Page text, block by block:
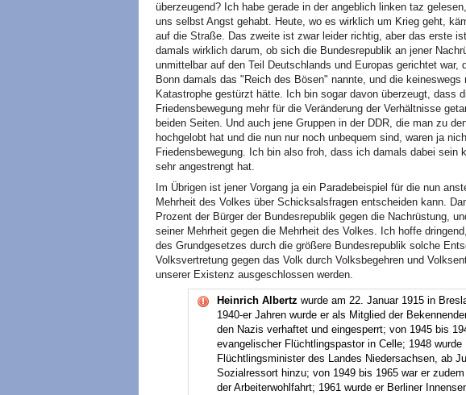
überzeugend? Ich habe gerade in der angeblich linken taz
uns selbst Angst gehabt. Heute, wo es wirklich um Krieg geht,
auf die Straße. Das zweite ist zwar leider richtig, aber das erste
damals wirklich darum, ob sich die Bundesrepublik an jener
unmittelbar auf den Teil Deutschlands und Europas gerichtet war,
Bonn damals das "Reich des Bösen" nannte, und die keineswegs
Katastrophe gestürzt hätte. Ich bin sogar davon überzeugt, dass
Friedensbewegung mehr für die Veränderung der Verhältnisse
beiden Seiten. Und auch jene Gruppen in der DDR, die man zu
hochgelobt hat und die nun nur noch unbequem sind, waren ja
Friedensbewegung. Ich bin also froh, dass ich damals dabei sein
sehr angestrengt hat.
Im Übrigen ist jener Vorgang ja ein Paradebeispiel für die nun
Mehrheit des Volkes über Schicksalsfragen entscheiden kann.
Prozent der Bürger der Bundesrepublik gegen die Nachrüstung,
seiner Mehrheit gegen die Mehrheit des Volkes. Ich hoffe
des Grundgesetzes durch die größere Bundesrepublik solche
Volksvertretung gegen das Volk durch Volksbegehren und
unserer Existenz ausgeschlossen werden.
Heinrich Albertz wurde am 22. Januar 1915 in
1940-er Jahren wurde er als Mitglied der
den Nazis verhaftet und eingesperrt; von 1945 bis
evangelischer Flüchtlingspastor in Celle; 1948 wurde
Flüchtlingsminister des Landes Niedersachsen, ab
Sozialressort hinzu; von 1949 bis 1965 war er
der Arbeiterwohlfahrt; 1961 wurde er Berliner